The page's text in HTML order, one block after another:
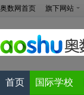
奥数网首页 旗下网站
首页 国际学校